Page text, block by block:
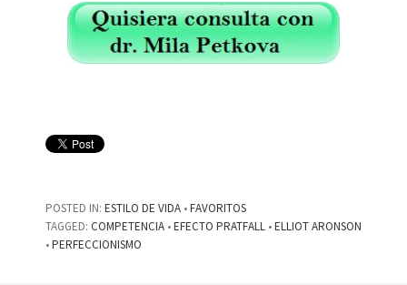
POSTED IN: ESTILO DE VIDA •FAVORITOS
TAGGED: COMPETENCIA •EFECTO PRATFALL •ELLIOT ARONSON
•PERFECCIONISMO